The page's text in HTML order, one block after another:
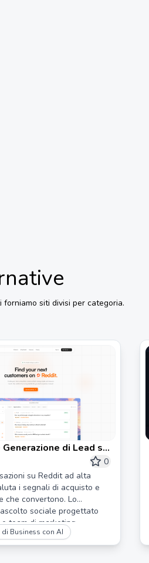
siti divisi per categoria.
di Lead su
Sociale
0
su Reddit ad alta
i segnali di acquisto e
che convertono. Lo
sociale progettato
team di marketing.
di Business con AI